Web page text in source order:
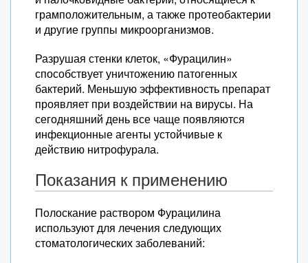
грамположительным, а также протеобактерии
и другие группы микроорганизмов.
Разрушая стенки клеток, «Фурацилин»
способствует уничтожению патогенных
бактерий. Меньшую эффективность препарат
проявляет при воздействии на вирусы. На
сегодняшний день все чаще появляются
инфекционные агенты устойчивые к
действию нитрофурала.
Показания к применению
Полоскание раствором Фурацилина
используют для лечения следующих
стоматологических заболеваний: